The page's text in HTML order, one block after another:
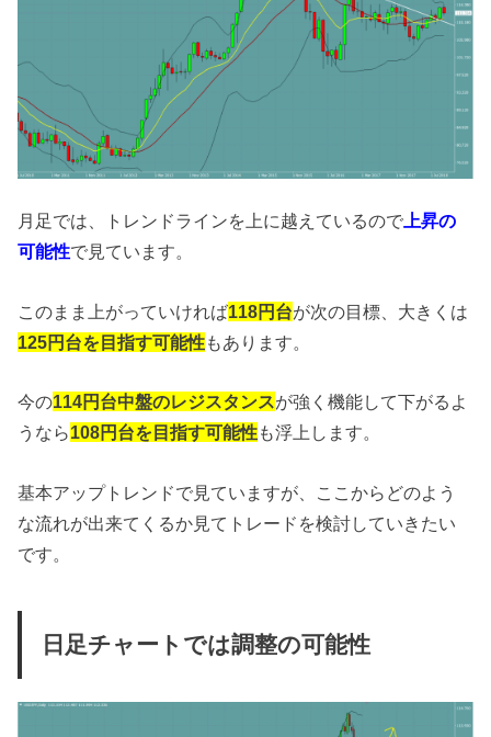
月足では、トレンドラインを上に越えているので 上昇の
可能性で見ています。
このまま上がっていければ118円台が次の目標、大きくは
125円台を目指す可能性もあります。
今の114円台中盤のレジスタンスが強く機能して下がるよ
うなら108円台を目指す可能性も浮上します。
基本アップトレンドで見ていますが、ここからどのよう
な流れが出来てくるか見てトレードを検討していきたい
です。
日足チャートでは調整の可能性